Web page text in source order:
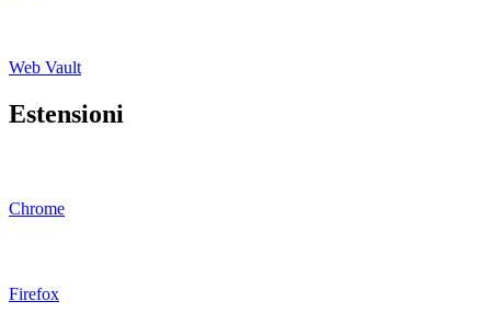
Web Vault
Estensioni
Chrome
Firefox